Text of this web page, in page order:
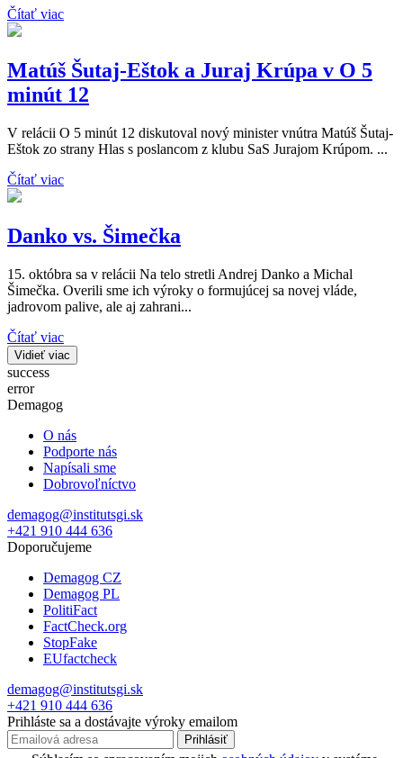
Čítať viac
Matúš Šutaj-Eštok a Juraj Krúpa v O 5
minút 12
V relácii O 5 minút 12 diskutoval nový minister vnútra Matúš Šutaj-
Eštok zo strany Hlas s poslancom z klubu SaS Jurajom Krúpom. ...
Čítať viac
Danko vs. Šimečka
15. októbra sa v relácii Na telo stretli Andrej Danko a Michal
Šimečka. Overili sme ich výroky o formujúcej sa novej vláde,
jadrovom palive, ale aj zahrani...
Čítať viac
Vidieť viac
success
error
Demagog
O nás
Podporte nás
Napísali sme
Dobrovoľníctvo
demagog@institutsgi.sk
+421 910 444 636
Doporučujeme
Demagog CZ
Demagog PL
PolitiFact
FactCheck.org
StopFake
EUfactcheck
demagog@institutsgi.sk
+421 910 444 636
Prihláste sa a dostávajte výroky emailom
Prihlásiť